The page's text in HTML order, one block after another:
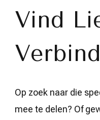
Vind
Op zoek naar die
mee te delen? Of